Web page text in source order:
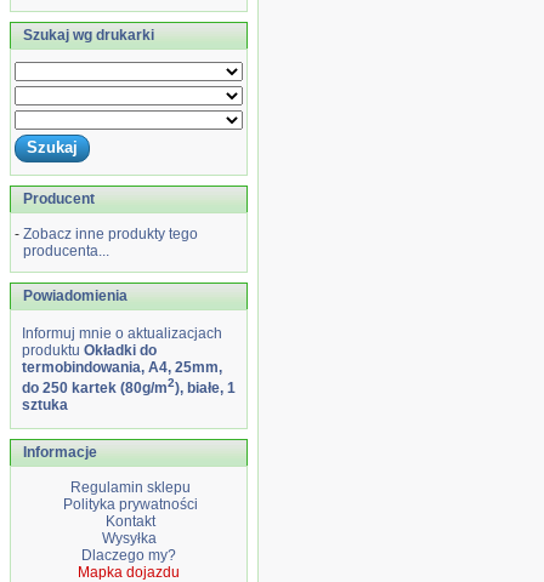
Szukaj wg drukarki
Producent
- Zobacz inne produkty tego
producenta...
Powiadomienia
Informuj mnie o aktualizacjach
produktu Okładki do
termobindowania, A4, 25mm,
do 250 kartek (80g/m2), białe, 1
sztuka
Informacje
Regulamin sklepu
Polityka prywatności
Kontakt
Wysyłka
Dlaczego my?
Mapka dojazdu